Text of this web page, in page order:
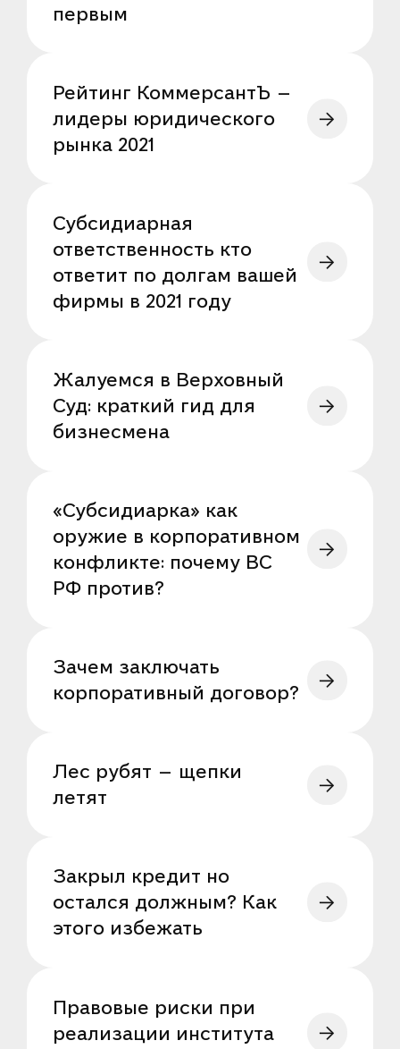
первым
Рейтинг КоммерсантЪ —
лидеры юридического
рынка 2021
Субсидиарная
ответственность кто
ответит по долгам вашей
фирмы в 2021 году
Жалуемся в Верховный
Суд: краткий гид для
бизнесмена
«Субсидиарка» как
оружие в корпоративном
конфликте: почему ВС
РФ против?
Зачем заключать
корпоративный договор?
Лес рубят — щепки
летят
Закрыл кредит но
остался должным? Как
этого избежать
Правовые риски при
реализации института